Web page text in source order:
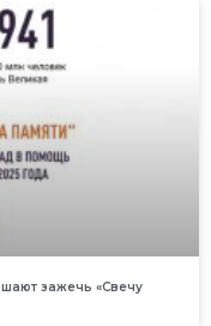
зажечь «Свечу